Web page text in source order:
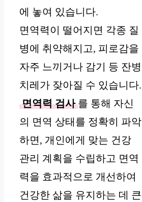
에 놓여 있습니다.
면역력이 떨어지면 각종 질
병에 취약해지고, 피로감을
자주 느끼거나 감기 등 잔병
치레가 잦아질 수 있습니다.
면역력 검사 를 통해 자신
의 면역 상태를 정확히 파악
하면, 개인에게 맞는 건강
관리 계획을 수립하고 면역
력을 효과적으로 개선하여
건강한 삶을 유지하는 데 큰